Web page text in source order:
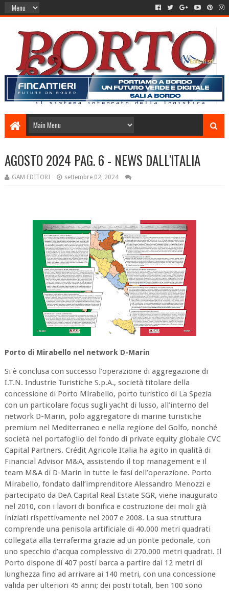
AGOSTO 2024 PAG. 6 - NEWS DALL'ITALIA
GAM EDITORI settembre 02, 2024
Porto di Mirabello nel network D-Marin
Si è conclusa con successo l’operazione di aggregazione di
I.T.N. Industrie Turistiche S.p.A., società titolare della
concessione di Porto Mirabello, porto turistico di La Spezia
con un particolare focus sugli yacht di lusso, all’interno del
network D-Marin, polo aggregatore di marine turistiche
premium nel Mediterraneo e nella regione del Golfo, nonché
società nel portafoglio del fondo di private equity globale CVC
Capital Partners. Crédit Agricole Italia ha agito in qualità di
Financial Advisor M&A, assistendo il top management e il
team M&A di D-Marin in tutte le fasi dell’operazione. Porto
Mirabello, fondato dall’imprenditore Alessandro Menozzi e
partecipato da DeA Capital Real Estate SGR, viene inaugurato
nel 2010, con i lavori di bonifica e costruzione dei moli già
iniziati rispettivamente nel 2007 e 2008. La sua struttura
comprende una penisola artificiale di 40.000 metri quadrati
collegata alla terraferma grazie ad un ponte pedonale, con
uno specchio d’acqua complessivo di 270.000 metri quadrati. Il
Porto dispone di 407 posti barca a partire dai 12 metri di
lunghezza fino ad arrivare ai 140 metri, con una concessione
valida per ulteriori 45 anni; dei posti totali, ben 100 sono